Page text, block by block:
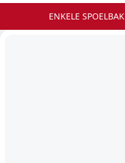
ENKELE SPOELBAK